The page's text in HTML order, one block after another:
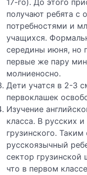
17-го). До этого
получают ребята с
потребностями и
учащихся.
середины июня, но
первые же пару
молниеносно.
Дети учатся в 2-3
первоклашек
Изучение
класса. В русских
грузинского.
русскоязычный
сектор грузинской
что в первом